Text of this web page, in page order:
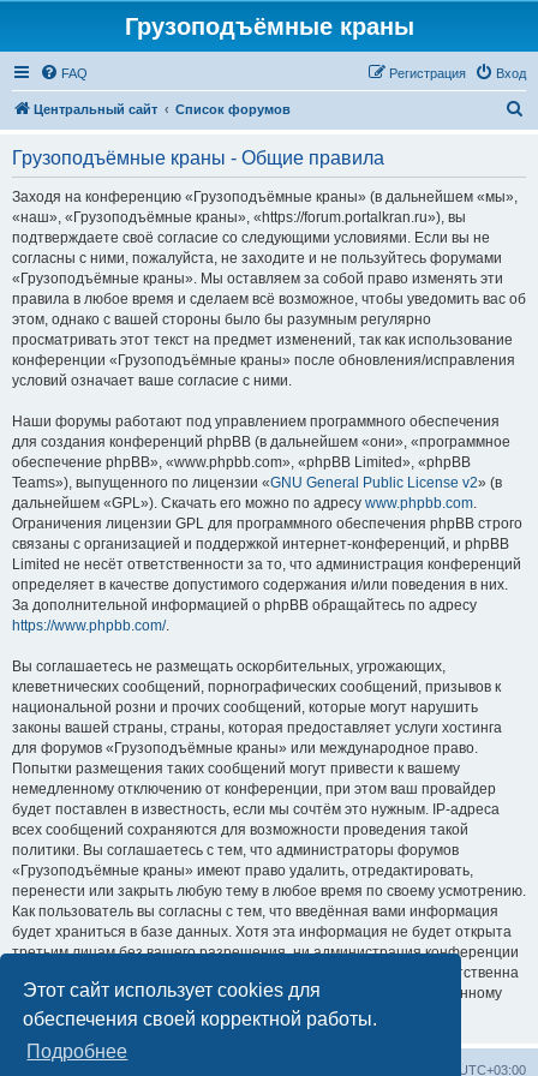
Этот сайт использует cookies для
обеспечения своей корректной работы.
Подробнее
Грузоподъёмные краны
FAQ Вход
Регистрация
Центральный сайт Список форумов
Грузоподъёмные краны - Общие правила
Заходя на конференцию «Грузоподъёмные краны» (в дальнейшем «мы»,
«наш», «Грузоподъёмные краны», «https://forum.portalkran.ru»), вы
подтверждаете своё согласие со следующими условиями. Если вы не
согласны с ними, пожалуйста, не заходите и не пользуйтесь форумами
«Грузоподъёмные краны». Мы оставляем за собой право изменять эти
правила в любое время и сделаем всё возможное, чтобы уведомить вас об
этом, однако с вашей стороны было бы разумным регулярно
просматривать этот текст на предмет изменений, так как использование
конференции «Грузоподъёмные краны» после обновления/исправления
условий означает ваше согласие с ними.
Наши форумы работают под управлением программного обеспечения
для создания конференций phpBB (в дальнейшем «они», «программное
обеспечение phpBB», «www.phpbb.com», «phpBB Limited», «phpBB
Teams»), выпущенного по лицензии «GNU General Public License v2» (в
дальнейшем «GPL»). Скачать его можно по адресу www.phpbb.com.
Ограничения лицензии GPL для программного обеспечения phpBB строго
связаны с организацией и поддержкой интернет-конференций, и phpBB
Limited не несёт ответственности за то, что администрация конференций
определяет в качестве допустимого содержания и/или поведения в них.
За дополнительной информацией о phpBB обращайтесь по адресу
https://www.phpbb.com/.
Вы соглашаетесь не размещать оскорбительных, угрожающих,
клеветнических сообщений, порнографических сообщений, призывов к
национальной розни и прочих сообщений, которые могут нарушить
законы вашей страны, страны, которая предоставляет услуги хостинга
для форумов «Грузоподъёмные краны» или международное право.
Попытки размещения таких сообщений могут привести к вашему
немедленному отключению от конференции, при этом ваш провайдер
будет поставлен в известность, если мы сочтём это нужным. IP-адреса
всех сообщений сохраняются для возможности проведения такой
политики. Вы соглашаетесь с тем, что администраторы форумов
«Грузоподъёмные краны» имеют право удалить, отредактировать,
перенести или закрыть любую тему в любое время по своему усмотрению.
Как пользователь вы согласны с тем, что введённая вами информация
будет храниться в базе данных. Хотя эта информация не будет открыта
третьим лицам без вашего разрешения, ни администрация конференции
«Грузоподъёмные краны», ни phpBB Limited не может быть ответственна
за действия хакеров, которые могут привести к несанкционированному
доступу к ней.
UTC+03:00